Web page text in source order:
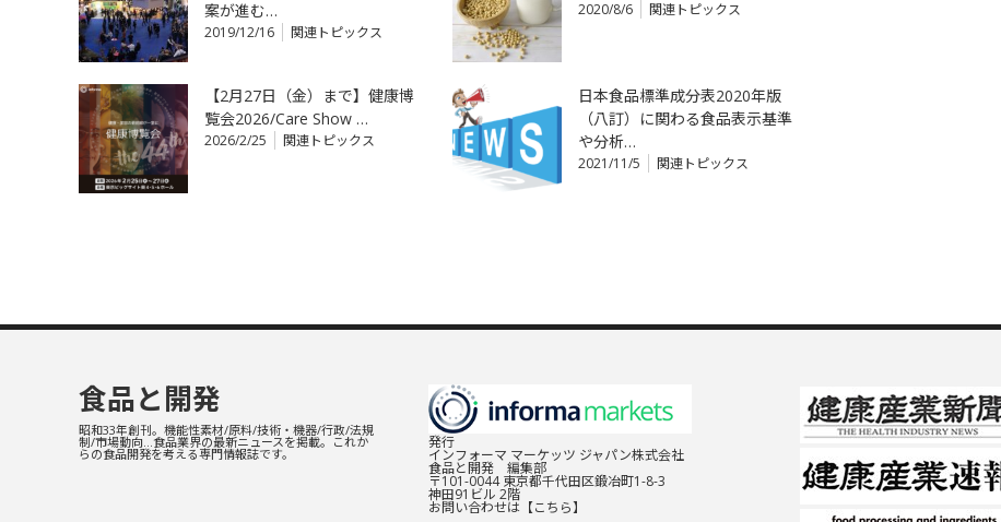
案が進む…
2019/12/16 関連トピックス
2020/8/6 関連トピックス
【2月27日（金）まで】健康博
覧会2026/Care Show …
2026/2/25 関連トピックス
日本食品標準成分表2020年版
（八訂）に関わる食品表示基準
や分析…
2021/11/5 関連トピックス
発行
インフォーマ マーケッツ ジャパン株式会社
食品と開発 編集部
〒101-0044 東京都千代田区鍛冶町1-8-3
神田91ビル 2階
お問い合わせは 【こちら】
食品と開発
昭和33年創刊。機能性素材/原料/技術・機器/行政/法規
制/市場動向…食品業界の最新ニュースを掲載。これか
らの食品開発を考える専門情報誌です。